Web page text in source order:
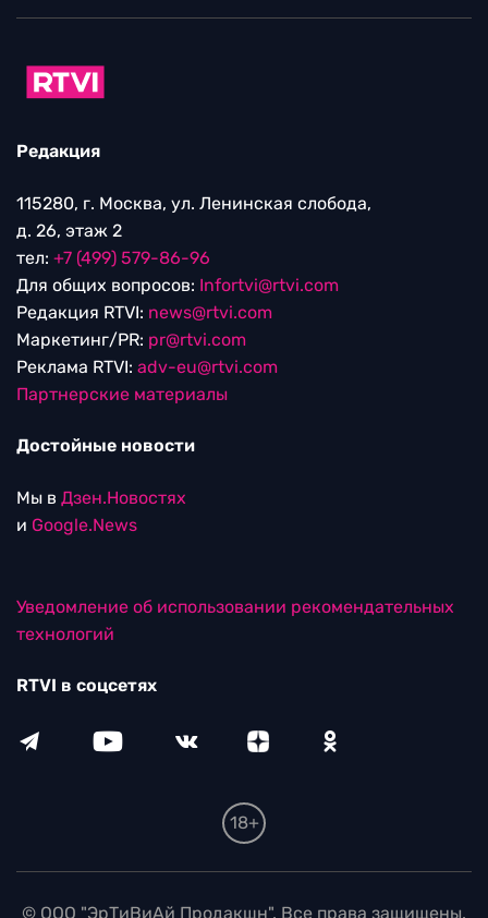
Редакция
115280, г. Москва, ул. Ленинская слобода,
д. 26, этаж 2
тел: +7 (499) 579-86-96
Для общих вопросов: Infortvi@rtvi.com
Редакция RTVI: news@rtvi.com
Маркетинг/PR: pr@rtvi.com
Реклама RTVI: adv-eu@rtvi.com
Партнерские материалы
Достойные новости
Мы в Дзен.Новостях
и Google.News
Уведомление об использовании рекомендательных
технологий
RTVI в соцсетях
18+
© ООО "ЭрТиВиАй Продакшн". Все права защищены.